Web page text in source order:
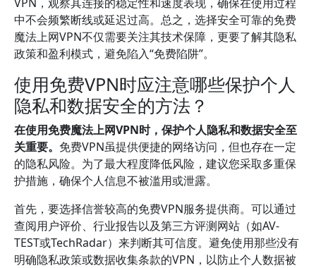
中不会频繁断线或延迟过高。总之，选择安全可靠的免费
魔法上网VPN不仅需要关注其技术保障，更要了解其隐私
政策和盈利模式，避免陷入“免费陷阱”。
使用免费VPN时应注意哪些保护个人
隐私和数据安全的方法？
在使用免费魔法上网VPN时，保护个人隐私和数据安全至
关重要。 免费VPN虽提供便捷的网络访问，但也存在一定
的隐私风险。为了最大程度降低风险，建议您采取多重保
护措施，确保个人信息不被滥用或泄露。
首先，要选择信誉较高的免费VPN服务提供商。可以通过
查阅用户评价、行业报告以及第三方评测网站（如AV-
TEST或TechRadar）来判断其可信度。避免使用那些没有
明确隐私政策或数据收集条款的VPN，以防止个人数据被